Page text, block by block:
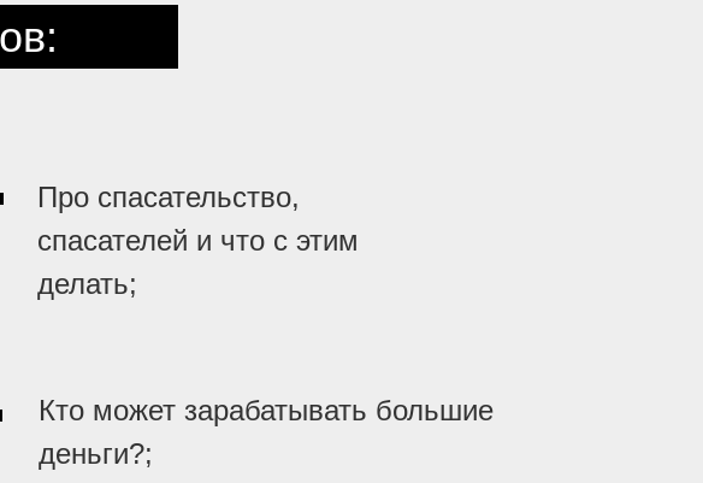
Про спасательство,
спасателей и что с этим
делать;
Кто может зарабатывать большие
деньги?;